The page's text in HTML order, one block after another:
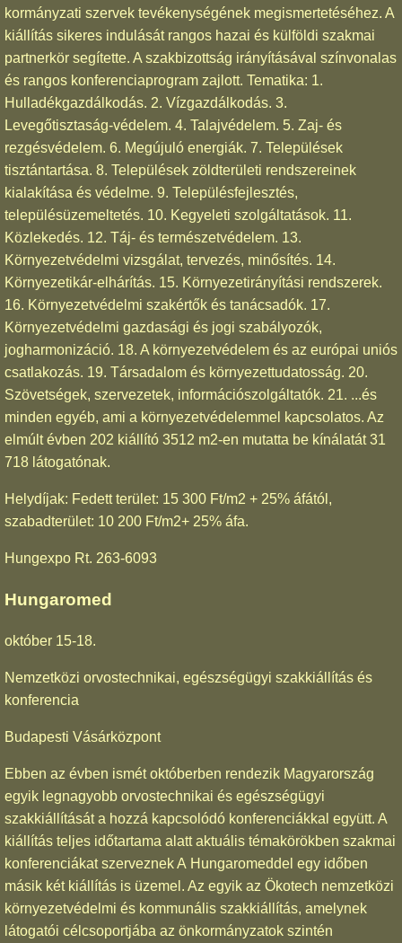
kormányzati szervek tevékenységének megismertetéséhez. A
kiállítás sikeres indulását rangos hazai és külföldi szakmai
partnerkör segítette. A szakbizottság irányításával színvonalas
és rangos konferenciaprogram zajlott. Tematika: 1.
Hulladékgazdálkodás. 2. Vízgazdálkodás. 3.
Levegőtisztaság-védelem. 4. Talajvédelem. 5. Zaj- és
rezgésvédelem. 6. Megújuló energiák. 7. Települések
tisztántartása. 8. Települések zöldterületi rendszereinek
kialakítása és védelme. 9. Településfejlesztés,
településüzemeltetés. 10. Kegyeleti szolgáltatások. 11.
Közlekedés. 12. Táj- és természetvédelem. 13.
Környezetvédelmi vizsgálat, tervezés, minősítés. 14.
Környezetikár-elhárítás. 15. Környezetirányítási rendszerek.
16. Környezetvédelmi szakértők és tanácsadók. 17.
Környezetvédelmi gazdasági és jogi szabályozók,
jogharmonizáció. 18. A környezetvédelem és az európai uniós
csatlakozás. 19. Társadalom és környezettudatosság. 20.
Szövetségek, szervezetek, információszolgáltatók. 21. ...és
minden egyéb, ami a környezetvédelemmel kapcsolatos. Az
elmúlt évben 202 kiállító 3512 m2-en mutatta be kínálatát 31
718 látogatónak.
Helydíjak: Fedett terület: 15 300 Ft/m2 + 25% áfától,
szabadterület: 10 200 Ft/m2+ 25% áfa.
Hungexpo Rt. 263-6093
Hungaromed
október 15-18.
Nemzetközi orvostechnikai, egészségügyi szakkiállítás és
konferencia
Budapesti Vásárközpont
Ebben az évben ismét októberben rendezik Magyarország
egyik legnagyobb orvostechnikai és egészségügyi
szakkiállítását a hozzá kapcsolódó konferenciákkal együtt. A
kiállítás teljes időtartama alatt aktuális témakörökben szakmai
konferenciákat szerveznek A Hungaromeddel egy időben
másik két kiállítás is üzemel. Az egyik az Ökotech nemzetközi
környezetvédelmi és kommunális szakkiállítás, amelynek
látogatói célcsoportjába az önkormányzatok szintén